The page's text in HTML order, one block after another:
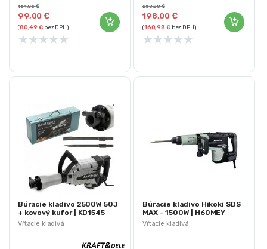
Energia nárazu: 15 J
99,00€
164,85€
(80,49€bez DPH)
★★★★★
Energia nárazu: 50 J
198,00€
250,00€
(160,98 €bez DPH)
★★★★★
Vŕtacie kladivá
Búracie kladivo 2500W 50J
+ kovový kufor | KD1545
Vŕtacie kladivá
Búracie kladivo Hikoki SDS
MAX – 1500W | H60MEY